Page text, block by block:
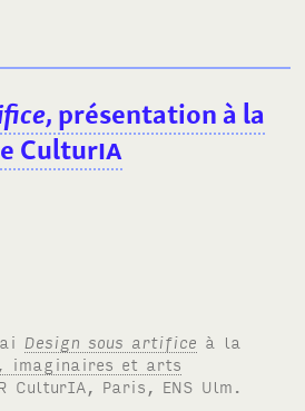
, présentation à la
CulturIA
Design sous artifice à la
, imaginaires et arts
CulturIA , Paris, ENS Ulm.